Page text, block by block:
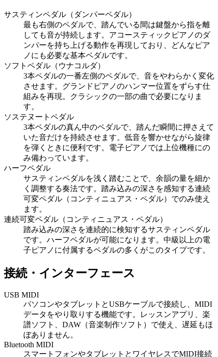
サスティンペダル（ダンパーペダル）
最も右側のペダルで、踏んでいる間は鍵盤から指を離
しても音が持続します。アコースティックピアノのダ
ンパーを持ち上げる動作を再現しており、どんなピア
ノにも必要な基本ペダルです。
ソフトペダル（ウナコルダ）
3本ペダルの一番左側のペダルで、音をやわらかく変化
させます。グランドピアノのハンマー位置をずらす仕
組みを再現。クラシックの一部の曲で必要になりま
す。
ソステヌートペダル
3本ペダルの真ん中のペダルで、踏んだ瞬間に押さえて
いた音だけを持続させます。低音を響かせながら旋律
を弾くときに便利です。電子ピアノでは上位機種にの
み備わっています。
ハーフペダル
サスティンペダルを浅く踏むことで、余韻の量を細か
く調整する奏法です。踏み込みの深さを感知する連続
可変ペダル（コンティニュアス・ペダル）でのみ使え
ます。
連続可変ペダル（コンティニュアス・ペダル）
踏み込みの深さを連続的に検知するサスティンペダル
です。ハーフペダルが可能になります。中級以上の電
子ピアノに付属するペダルの多くがこのタイプです。
接続・インターフェース
USB MIDI
パソコンやタブレットとUSBケーブルで接続し、MIDI
データをやり取りする機能です。レッスンアプリ、楽
譜ソフト、DAW（音楽制作ソフト）で使え、遅延もほ
ぼありません。
Bluetooth MIDI
スマートフォンやタブレットとワイヤレスでMIDI接続